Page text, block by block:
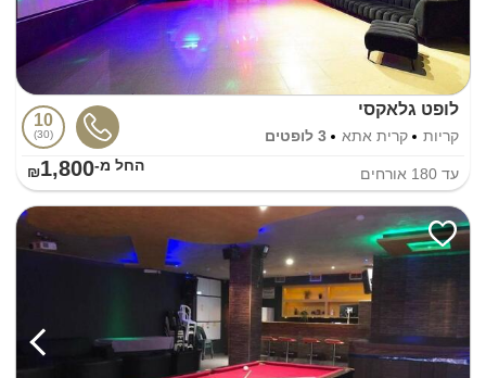
לופט גלאקסי
קריות קרית אתא 3 לופטים
10
30
עד 180 אורחים החל מ-₪1,800